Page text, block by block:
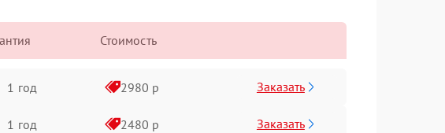
Стоимость
1 год 2980 р Заказать
1 год 2480 р Заказать